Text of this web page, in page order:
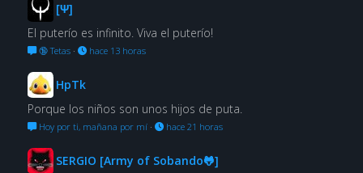
[Ψ]
El puterío es infinito. Viva el puterío!
🔞 Tetas· hace 13 horas
HpTk
Porque los niños son unos hijos de puta.
Hoy por ti, mañana por mí· hace 21 horas
SERGIO [Army of Sobando🐸]